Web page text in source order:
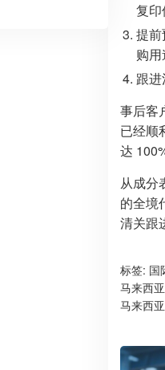
复
提
购
跟
事后客
已经顺
达
从成分
的全境
清关跟
标签: 国
马来西
马来西